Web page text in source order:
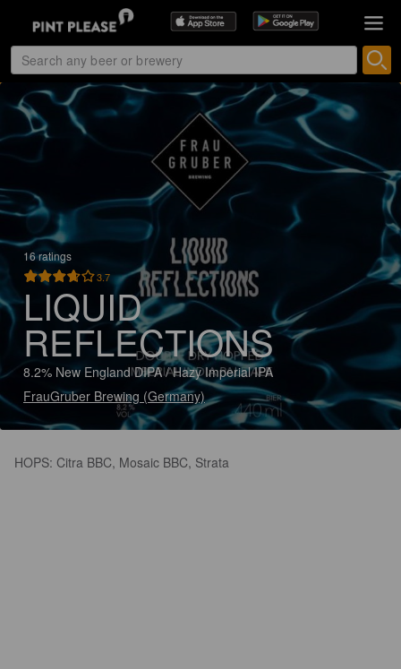
16 ratings
3.7
LIQUID
REFLECTIONS
8.2% New England DIPA / Hazy Imperial IPA
FrauGruber Brewing (Germany)
HOPS: Citra BBC, Mosaic BBC, Strata